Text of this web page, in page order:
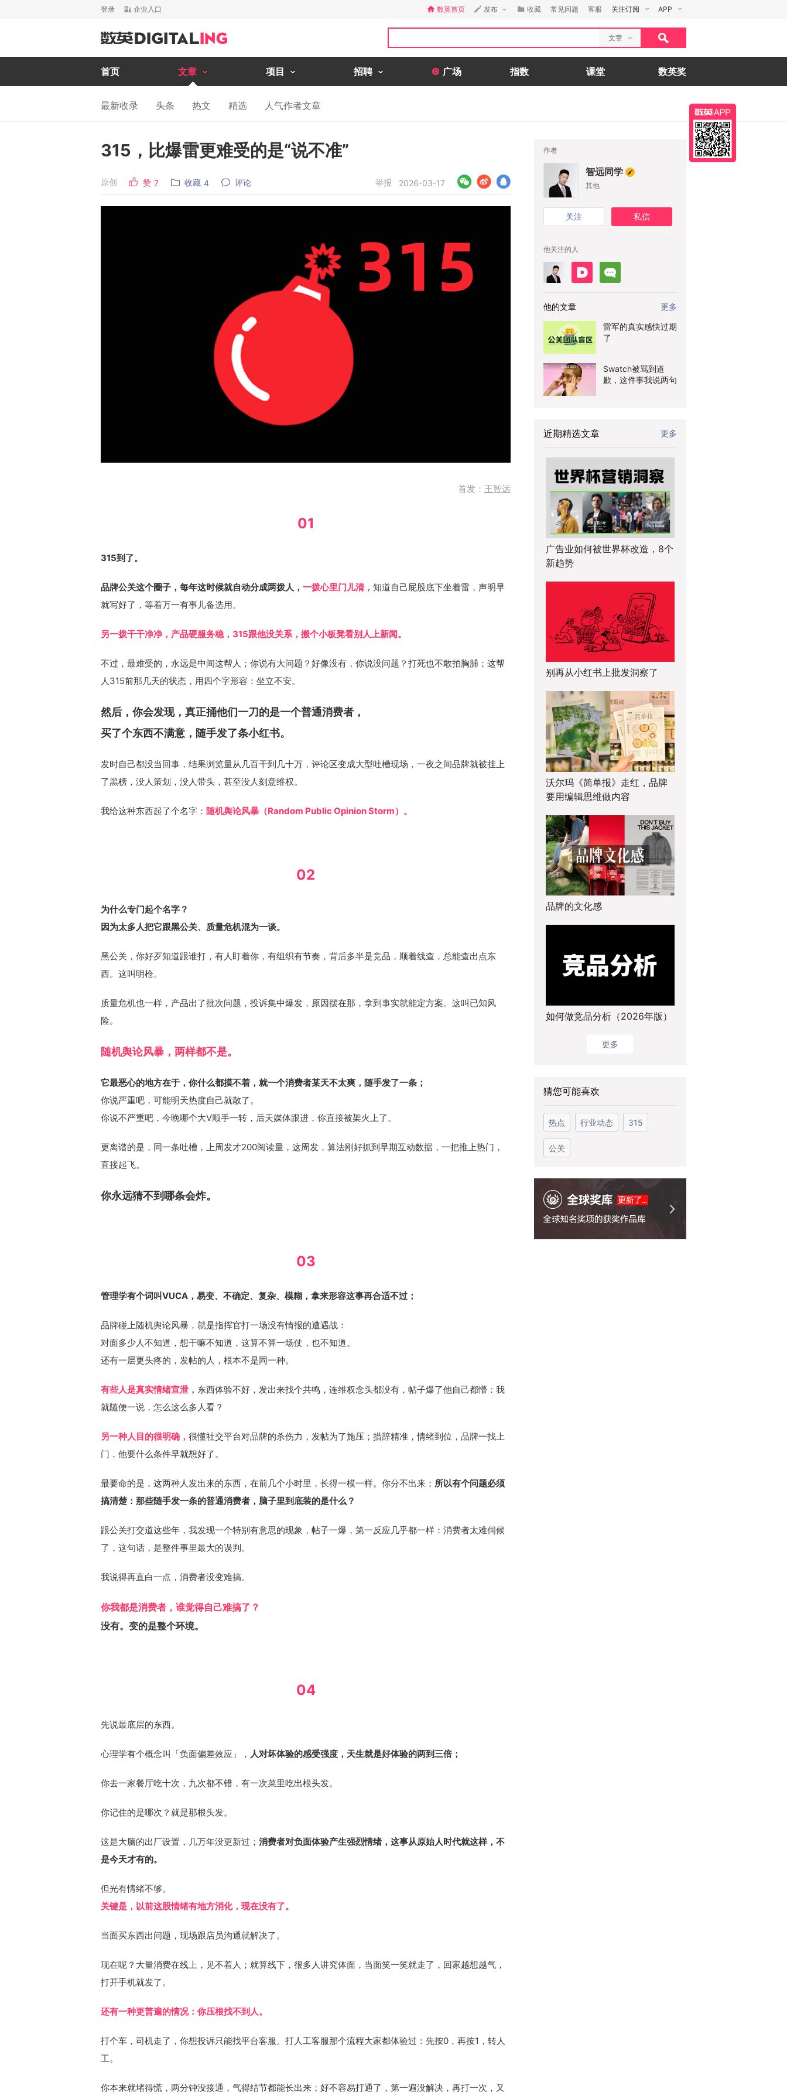
登录 企业入口 数英首页 发布 收藏 常见问题 客服 关注订阅 APP
文章
首页 文章 项目 招聘 广场 指数 课堂 数英奖
最新收录 头条 热文 精选 人气作者文章
315，比爆雷更难受的是“说不准”
原创 赞 7 收藏 4 评论 举报 2026-03-17
首发： 王智远
01
315到了。
品牌公关这个圈子，每年这时候就自动分成两拨人， 一拨心里门儿清， 知道自己屁股底下坐着雷，声明早
就写好了，等着万一有事儿备选用。
另一拨干干净净，产品硬服务稳，315跟他没关系，搬个小板凳看别人上新闻。
不过，最难受的，永远是中间这帮人；你说有大问题？好像没有，你说没问题？打死也不敢拍胸脯；这帮
人315前那几天的状态，用四个字形容：坐立不安。
然后，你会发现，真正捅他们一刀的是一个普通消费者，
买了个东西不满意，随手发了条小红书。
发时自己都没当回事，结果浏览量从几百干到几十万，评论区变成大型吐槽现场，一夜之间品牌就被挂上
了黑榜，没人策划，没人带头，甚至没人刻意维权。
我给这种东西起了个名字： 随机舆论风暴（Random Public Opinion Storm）。
02
为什么专门起个名字？
因为太多人把它跟黑公关、质量危机混为一谈。
黑公关，你好歹知道跟谁打，有人盯着你，有组织有节奏，背后多半是竞品，顺着线查，总能查出点东
西。这叫明枪。
质量危机也一样，产品出了批次问题，投诉集中爆发，原因摆在那，拿到事实就能定方案。这叫已知风
险。
随机舆论风暴，两样都不是。
它最恶心的地方在于，你什么都摸不着，就一个消费者某天不太爽，随手发了一条；
你说严重吧，可能明天热度自己就散了。
你说不严重吧，今晚哪个大V顺手一转，后天媒体跟进，你直接被架火上了。
更离谱的是，同一条吐槽，上周发才200阅读量，这周发，算法刚好抓到早期互动数据，一把推上热门，
直接起飞。
你永远猜不到哪条会炸。
03
管理学有个词叫VUCA，易变、不确定、复杂、模糊，拿来形容这事再合适不过；
品牌碰上随机舆论风暴，就是指挥官打一场没有情报的遭遇战：
对面多少人不知道，想干嘛不知道，这算不算一场仗，也不知道。
还有一层更头疼的，发帖的人，根本不是同一种。
有些人是真实情绪宣泄， 东西体验不好，发出来找个共鸣，连维权念头都没有，帖子爆了他自己都懵：我
就随便一说，怎么这么多人看？
另一种人目的很明确， 很懂社交平台对品牌的杀伤力，发帖为了施压；措辞精准，情绪到位，品牌一找上
门，他要什么条件早就想好了。
最要命的是，这两种人发出来的东西，在前几个小时里，长得一模一样。你分不出来； 所以有个问题必须
搞清楚：那些随手发一条的普通消费者，脑子里到底装的是什么？
跟公关打交道这些年，我发现一个特别有意思的现象，帖子一爆，第一反应几乎都一样：消费者太难伺候
了，这句话，是整件事里最大的误判。
我说得再直白一点，消费者没变难搞。
你我都是消费者，谁觉得自己难搞了？
没有。变的是整个环境。
04
先说最底层的东西。
心理学有个概念叫「负面偏差效应」， 人对坏体验的感受强度，天生就是好体验的两到三倍；
你去一家餐厅吃十次，九次都不错，有一次菜里吃出根头发。
你记住的是哪次？就是那根头发。
这是大脑的出厂设置，几万年没更新过； 消费者对负面体验产生强烈情绪，这事从原始人时代就这样，不
是今天才有的。
但光有情绪不够。
关键是，以前这股情绪有地方消化，现在没有了。
当面买东西出问题，现场跟店员沟通就解决了。
现在呢？大量消费在线上，见不着人；就算线下，很多人讲究体面，当面笑一笑就走了，回家越想越气，
打开手机就发了。
还有一种更普遍的情况：你压根找不到人。
打个车，司机走了，你想投诉只能找平台客服。打人工客服那个流程大家都体验过：先按0，再按1，转人
工。
你本来就堵得慌，两分钟没接通，气得结节都能长出来；好不容易打通了，第一遍没解决，再打一次，又
作者
智远同学
其他
关注 私信
他关注的人
他的文章 更多
雷军的真实感快过期
了
Swatch被骂到道
歉，这件事我说两句
近期精选文章 更多
广告业如何被世界杯改造，8个
新趋势
别再从小红书上批发洞察了
沃尔玛《简单报》走红，品牌
要用编辑思维做内容
品牌的文化感
如何做竞品分析（2026年版）
更多
猜您可能喜欢
热点 行业动态 315
公关